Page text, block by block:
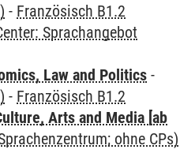
- Französisch B1.2
Sprachangebot
Law and Politics -
- Französisch B1.2
Arts and Media [ab
ohne CPs)